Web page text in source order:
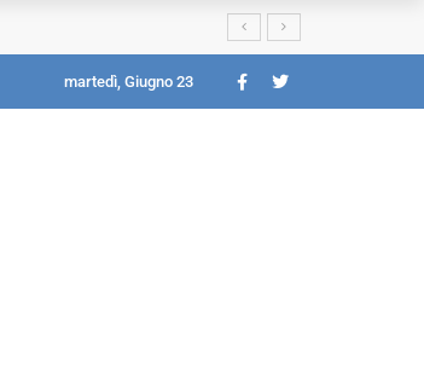
martedì, Giugno 23